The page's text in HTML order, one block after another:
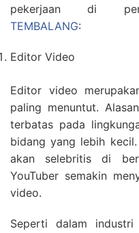
pekerjaan di
TEMBALANG:
Editor Video
Editor video
paling menuntut.
terbatas pada
bidang yang lebih
akan selebritis di
YouTuber semakin
video.
Seperti dalam